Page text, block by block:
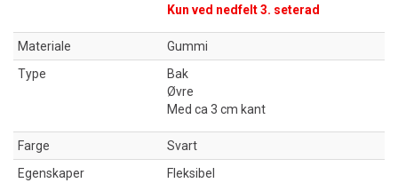
Kun ved nedfelt 3. seterad
Materiale
Gummi
Type
Bak
Øvre
Med ca 3 cm kant
Farge
Svart
Egenskaper
Fleksibel